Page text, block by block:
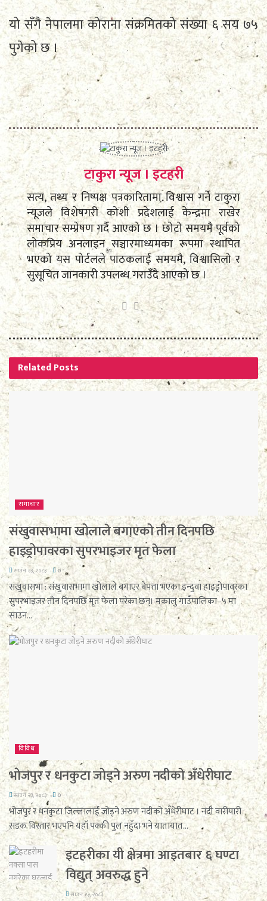
यो सँगै नेपालमा कोराना संक्रमितको संख्या ६ सय ७५
पुगेको छ ।
टाकुरा न्यूज । इटहरी
सत्य, तथ्य र निष्पक्ष पत्रकारितामा विश्वास गर्ने टाकुरा
न्यूजले विशेषगरी कोशी प्रदेशलाई केन्द्रमा राखेर
समाचार सम्प्रेषण गर्दै आएको छ । छोटो समयमै पूर्वको
लोकप्रिय अनलाइन सञ्चारमाध्यमका रूपमा स्थापित
भएको यस पोर्टलले पाठकलाई समयमै, विश्वासिलो र
सुसूचित जानकारी उपलब्ध गराउँदै आएको छ ।
RelatedPosts
समाचार
संखुवासभामा खोलाले बगाएको तीन दिनपछि
हाइड्रोपावरका सुपरभाइजर मृत फेला
साउन २३, २०८३ 0
संखुवासभा : संखुवासभामा खोलाले बगाएर बेपत्ता भएका इन्दुवा हाइड्रोपावरका
सुपरभाइजर तीन दिनपछि मृत फेला परेका छन्। मकालु गाउँपालिका–५ मा
साउन...
विविध
भोजपुर र धनकुटा जोड्ने अरुण नदीको अँधेरीघाट
साउन २३, २०८३ 0
भोजपुर र धनकुटा जिल्लालाई जोड्ने अरुण नदीको अँधेरीघाट । नदी वारीपारी
सडक विस्तार भएपनि यहाँ पक्की पुल नहुँदा भने यातायात...
इटहरीका यी क्षेत्रमा आइतबार ६ घण्टा
विद्युत् अवरुद्ध हुने
साउन २३, २०८३